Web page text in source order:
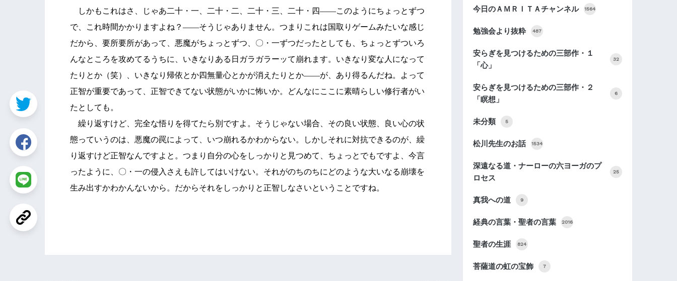
しかもこれはさ、じゃあ二十・一、二十・二、二十・三、二十・四――このようにちょっとずつ
で、これ時間かかりますよね？――そうじゃありません。つまりこれは国取りゲームみたいな感じ
だから、要所要所があって、悪魔がちょっとずつ、〇・一ずつだったとしても、ちょっとずついろ
んなところを攻めてるうちに、いきなりある日ガラガラーッて崩れます。いきなり変な人になって
たりとか（笑）、いきなり帰依とか四無量心とかが消えたりとか――が、あり得るんだね。よって
正智が重要であって、正智できてない状態がいかに怖いか。どんなにここに素晴らしい修行者がい
たとしても。
繰り返すけど、完全な悟りを得てたら別ですよ。そうじゃない場合、その良い状態、良い心の状
態っていうのは、悪魔の罠によって、いつ崩れるかわからない。しかしそれに対抗できるのが、繰
り返すけど正智なんですよと。つまり自分の心をしっかりと見つめて、ちょっとでもですよ、今言
ったように、〇・一の侵入さえも許してはいけない。それがのちのちにどのような大いなる崩壊を
生み出すかわかんないから。だからそれをしっかりと正智しなさいということですね。
今日のＡＭＲＩＴＡチャンネル 1564
勉強会より抜粋 487
安らぎを見つけるための三部作・１
「心」
32
安らぎを見つけるための三部作・２
「瞑想」
6
未分類 5
松川先生のお話 1534
深遠なる道・ナーローの六ヨーガのプ
ロセス
25
真我への道 9
経典の言葉・聖者の言葉 2016
聖者の生涯 824
菩薩道の虹の宝飾 7